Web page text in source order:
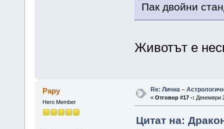
Пак двойни
Животът е
Papy
Hero Member
Re: Лична –
« Отговор #17 -: Декември
Цитат на: